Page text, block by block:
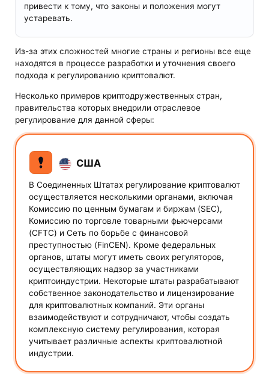
привести к тому, что законы и положения могут
устаревать.
Из-за этих сложностей многие страны и регионы все еще
находятся в процессе разработки и уточнения своего
подхода к регулированию криптовалют.
Несколько примеров криптодружественных стран,
правительства которых внедрили отраслевое
регулирование для данной сферы:
США
В Соединенных Штатах регулирование криптовалют
осуществляется несколькими органами, включая
Комиссию по ценным бумагам и биржам (SEC),
Комиссию по торговле товарными фьючерсами
(CFTC) и Сеть по борьбе с финансовой
преступностью (FinCEN). Кроме федеральных
органов, штаты могут иметь своих регуляторов,
осуществляющих надзор за участниками
криптоиндустрии. Некоторые штаты разрабатывают
собственное законодательство и лицензирование
для криптовалютных компаний. Эти органы
взаимодействуют и сотрудничают, чтобы создать
комплексную систему регулирования, которая
учитывает различные аспекты криптовалютной
индустрии.